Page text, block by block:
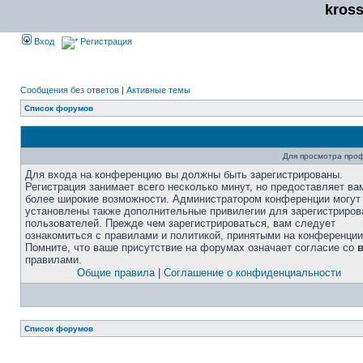
Вход Регистрация
Сообщения без ответов | Активные темы
Список форумов
Для просмотра
Для входа на конференцию вы должны быть зарегистрированы.
Регистрация занимает всего несколько минут, но предоставляет
более широкие возможности. Администратором конференции
установлены также дополнительные привилегии для
пользователей. Прежде чем зарегистрироваться, вам следует
ознакомиться с правилами и политикой, принятыми на
Помните, что ваше присутствие на форумах означает согласие со
правилами.
Общие правила| Соглашение о конфиденциальности
Список форумов